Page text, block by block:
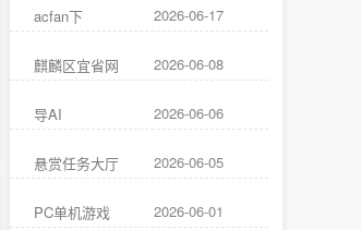
acfan下 2026-06-17
麒麟区宜省网 2026-06-08
导AI 2026-06-06
悬赏任务大厅 2026-06-05
PC单机游戏 2026-06-01